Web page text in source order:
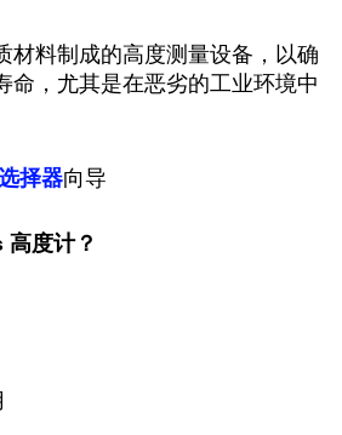
材料制成的高度测量设备，以确
命，尤其是在恶劣的工业环境中
择器向导
度计？